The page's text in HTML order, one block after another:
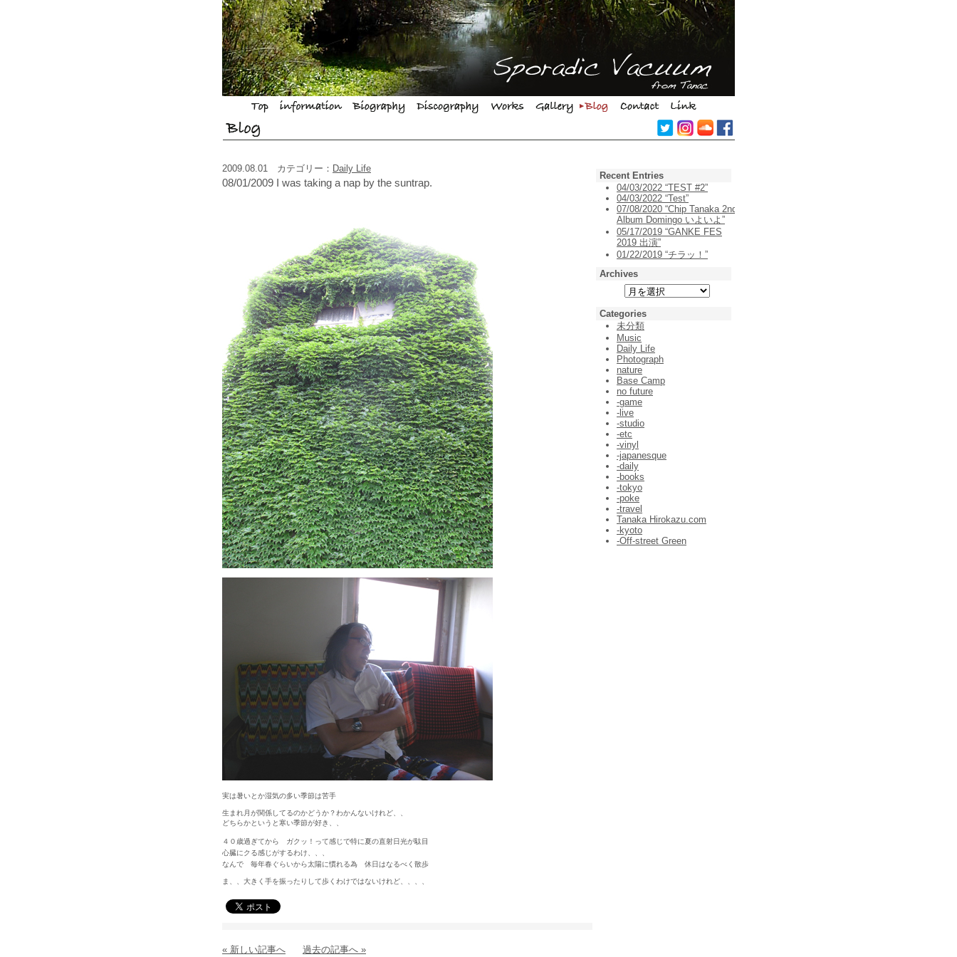
2009.08.01 カテゴリー： Daily Life
08/01/2009 I was taking a nap by the suntrap.
実は暑いとか湿気の多い季節は苦手
生まれ月が関係してるのかどうか？わかんないけれど、、
どちらかというと寒い季節が好き、、
４０歳過ぎてから ガクッ！って感じで特に夏の直射日光が駄目
心臓にクる感じがするわけ、、、
なんで 毎年春ぐらいから太陽に慣れる為 休日はなるべく散歩
ま、、大きく手を振ったりして歩くわけではないけれど、、、、
« 新しい記事へ 過去の記事へ »
Recent Entries
04/03/2022 “TEST #2”
04/03/2022 “Test”
07/08/2020 “Chip Tanaka 2nd
Album Domingo いよいよ”
05/17/2019 “GANKE FES
2019 出演”
01/22/2019 “チラッ！”
Archives
Categories
未分類
Music
Daily Life
Photograph
nature
Base Camp
no future
-game
-live
-studio
-etc
-vinyl
-japanesque
-daily
-books
-tokyo
-poke
-travel
Tanaka Hirokazu.com
-kyoto
-Off-street Green